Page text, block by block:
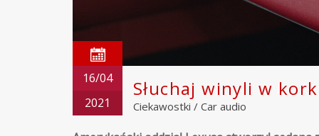
16/04
2021
Słuchaj winyli w
Ciekawostki / Car audio